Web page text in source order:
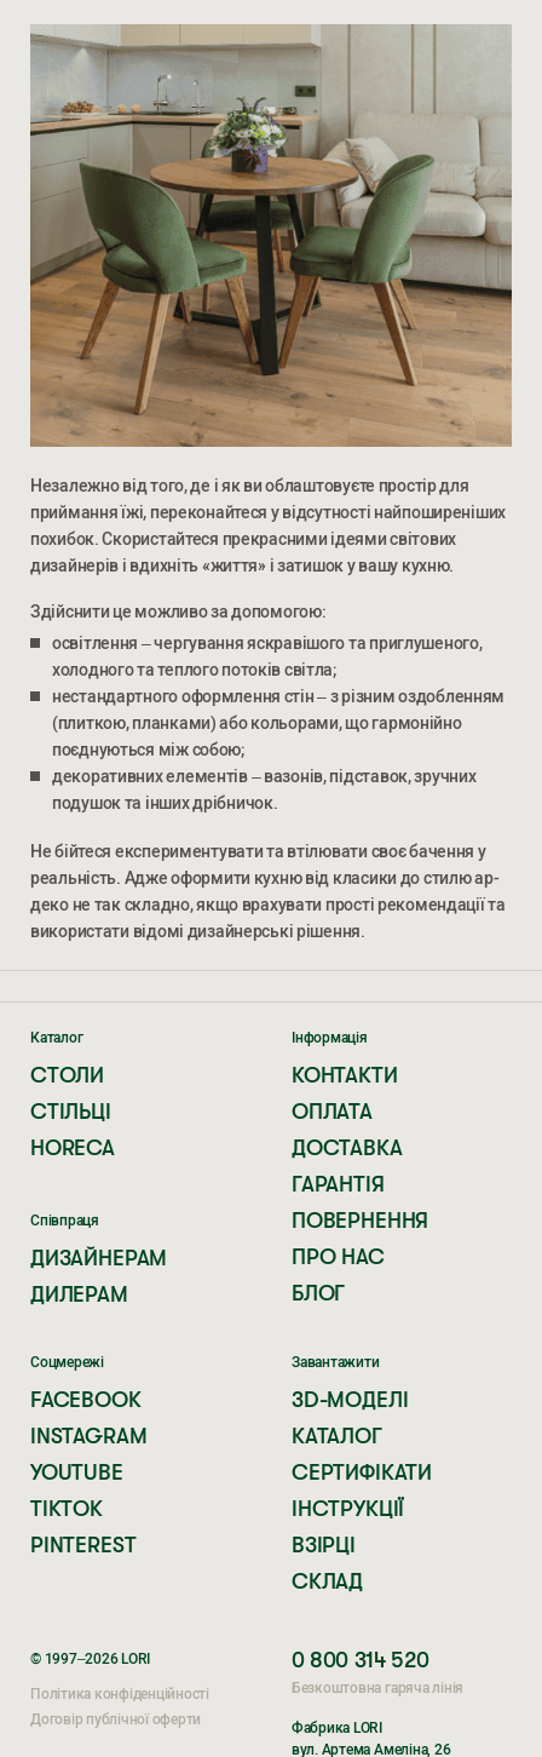
Незалежно від того, де і як ви облаштовуєте простір для
приймання їжі, переконайтеся у відсутності найпоширеніших
похибок. Скористайтеся прекрасними ідеями світових
дизайнерів і вдихніть «життя» і затишок у вашу кухню.
Здійснити це можливо за допомогою:
освітлення – чергування яскравішого та приглушеного,
холодного та теплого потоків світла;
нестандартного оформлення стін – з різним оздобленням
(плиткою, планками) або кольорами, що гармонійно
поєднуються між собою;
декоративних елементів – вазонів, підставок, зручних
подушок та інших дрібничок.
Не бійтеся експериментувати та втілювати своє бачення у
реальність. Адже оформити кухню від класики до стилю ар-
деко не так складно, якщо врахувати прості рекомендації та
використати відомі дизайнерські рішення.
© 1997–2026 LORI
Політика конфіденційності
Договір публічної оферти
Каталог
СТОЛИ
СТІЛЬЦІ
HORECA
Співпраця
ДИЗАЙНЕРАМ
ДИЛЕРАМ
Інформація
КОНТАКТИ
ОПЛАТА
ДОСТАВКА
ГАРАНТІЯ
ПОВЕРНЕННЯ
ПРО НАС
БЛОГ
Соцмережі
FACEBOOK
INSTAGRAM
YOUTUBE
TIKTOK
PINTEREST
Завантажити
3D-МОДЕЛІ
КАТАЛОГ
СЕРТИФІКАТИ
ІНСТРУКЦІЇ
ВЗІРЦІ
СКЛАД
0 800 314 520
Безкоштовна гаряча лінія
Фабрика LORI
вул. Артема Амеліна, 26